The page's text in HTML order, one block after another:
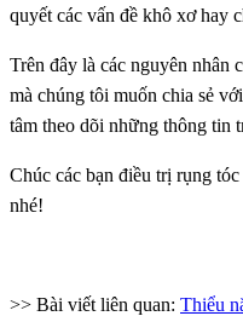
quyết các vấn đề khô xơ hay
Trên đây là các nguyên nhân
mà chúng tôi muốn chia sẻ
tâm theo dõi những thông tin
Chúc các bạn điều trị rụng
nhé!
>> Bài viết liên quan: Thiểu